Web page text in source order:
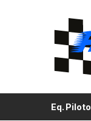
Eq. Piloto